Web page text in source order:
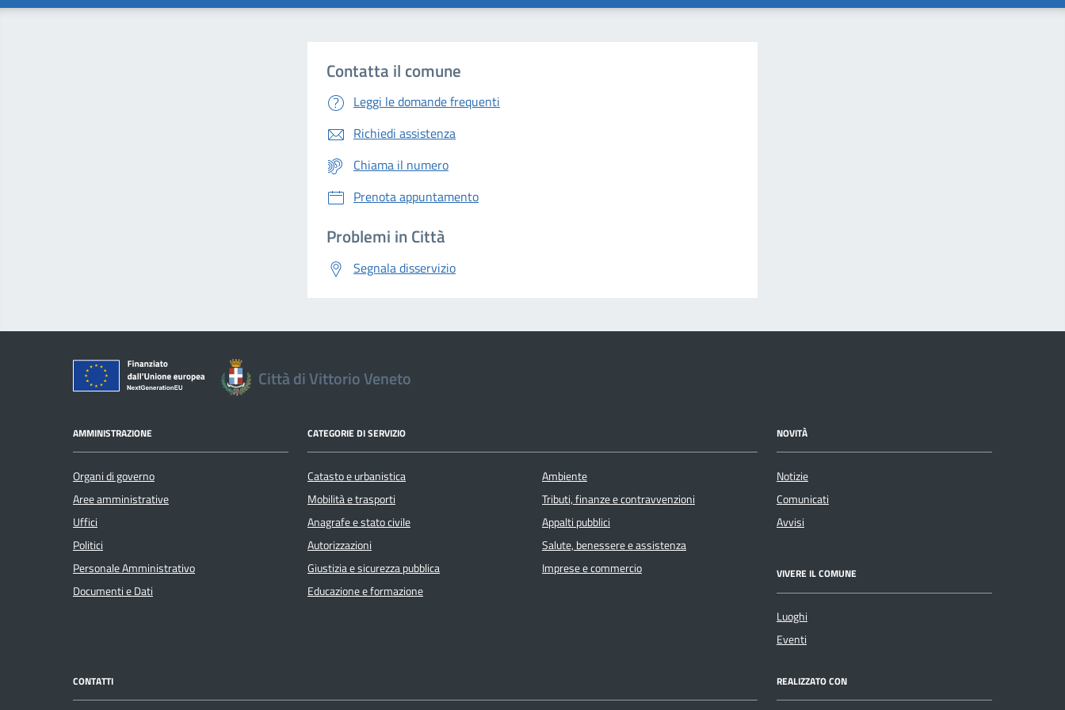
Contatta il comune
Leggi le domande frequenti
Richiedi assistenza
Chiama il numero
Prenota appuntamento
Problemi in Città
Segnala disservizio
Città di Vittorio Veneto
AMMINISTRAZIONE
Organi di governo
Aree amministrative
Uffici
Politici
Personale Amministrativo
Documenti e Dati
CATEGORIE DI SERVIZIO
Catasto e urbanistica
Mobilità e trasporti
Anagrafe e stato civile
Autorizzazioni
Giustizia e sicurezza pubblica
Educazione e formazione
Ambiente
Tributi, finanze e contravvenzioni
Appalti pubblici
Salute, benessere e assistenza
Imprese e commercio
NOVITÀ
Notizie
Comunicati
Avvisi
VIVERE IL COMUNE
Luoghi
Eventi
CONTATTI REALIZZATO CON